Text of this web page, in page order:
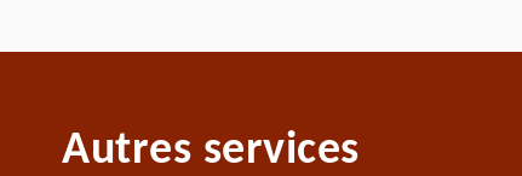
Autres services